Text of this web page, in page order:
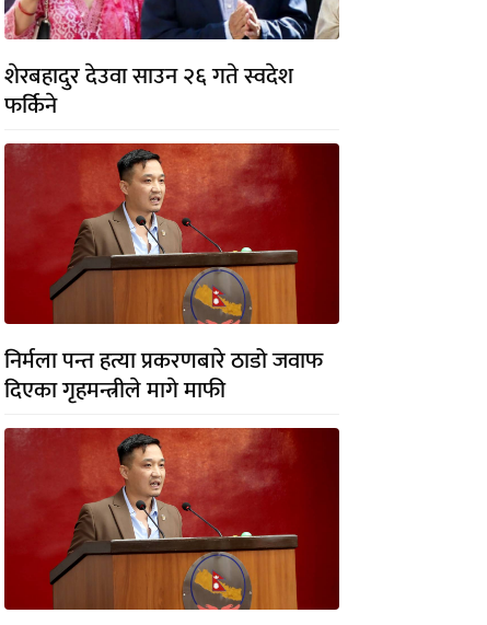
शेरबहादुर देउवा साउन २६ गते स्वदेश
फर्किने
निर्मला पन्त हत्या प्रकरणबारे ठाडो जवाफ
दिएका गृहमन्त्रीले मागे माफी